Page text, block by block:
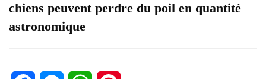
chiens peuvent perdre du poil en quantité
astronomique